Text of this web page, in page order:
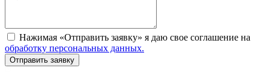
Нажимая «Отправить заявку» я даю свое соглашение на
обработку персональных данных.